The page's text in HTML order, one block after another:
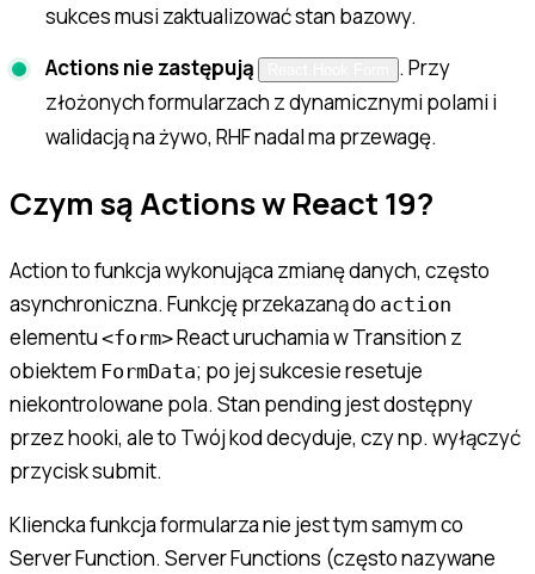
sukces musi zaktualizować stan bazowy.
Actions nie zastępują
. Przy
złożonych formularzach z dynamicznymi polami i
walidacją na żywo, RHF nadal ma przewagę.
Czym są Actions w React 19?
Action to funkcja wykonująca zmianę danych, często
asynchroniczna. Funkcję przekazaną do action
elementu <form>React uruchamia w Transition z
obiektem FormData; po jej sukcesie resetuje
niekontrolowane pola. Stan pending jest dostępny
przez hooki, ale to Twój kod decyduje, czy np. wyłączyć
przycisk submit.
Kliencka funkcja formularza nie jest tym samym co
Server Function. Server Functions (często nazywane